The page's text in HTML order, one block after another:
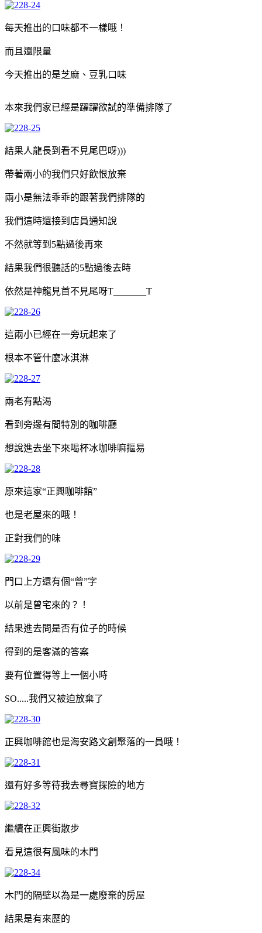
每天推出的口味都不一樣哦！
而且還限量
今天推出的是芝麻、豆乳口味
本來我們家已經是躍躍欲試的準備排隊了
結果人龍長到看不見尾巴呀)))
帶著兩小的我們只好飲恨放棄
兩小是無法乖乖的跟著我們排隊的
我們這時還接到店員通知說
不然就等到5點過後再來
結果我們很聽話的5點過後去時
依然是神龍見首不見尾呀T_______T
這兩小已經在一旁玩起來了
根本不管什麼冰淇淋
兩老有點渴
看到旁邊有間特別的咖啡廳
想說進去坐下來喝杯冰咖啡嘛摳易
原來這家“正興咖啡館”
也是老屋來的哦！
正對我們的味
門口上方還有個“曾”字
以前是曾宅來的？！
結果進去問是否有位子的時候
得到的是客滿的答案
要有位置得等上一個小時
SO.....我們又被迫放棄了
正興咖啡館也是海安路文創聚落的一員哦！
還有好多等待我去尋寶探險的地方
繼續在正興街散步
看見這很有風味的木門
木門的隔壁以為是一處廢棄的房屋
結果是有來歷的